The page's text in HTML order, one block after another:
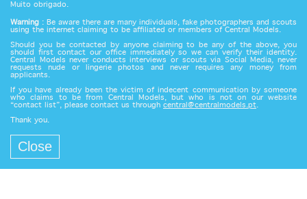
Muito obrigado.
Warning : Be aware there are many individuals, fake photographers and scouts
using the internet claiming to be affiliated or members of Central Models.
Should you be contacted by anyone claiming to be any of the above, you
should first contact our office immediately so we can verify their identity.
Central Models never conducts interviews or scouts via Social Media, never
requests nude or lingerie photos and never requires any money from
applicants.
If you have already been the victim of indecent communication by someone
who claims to be from Central Models, but who is not on our website
“contact list”, please contact us through central@centralmodels.pt.
Thank you.
Close